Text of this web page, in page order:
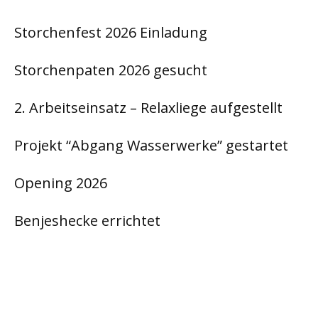
Storchenfest 2026 Einladung
Storchenpaten 2026 gesucht
2. Arbeitseinsatz – Relaxliege aufgestellt
Projekt “Abgang Wasserwerke” gestartet
Opening 2026
Benjeshecke errichtet